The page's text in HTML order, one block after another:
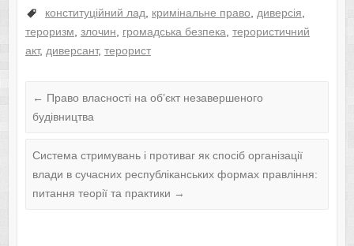
конституційний лад, кримінальне право, диверсія,
тероризм, злочин, громадська безпека, терористичний
акт, диверсант, терорист
← Право власності на об’єкт незавершеного
будівництва
Система стримувань і противаг як спосіб організації
влади в сучасних республіканських формах правління:
питання теорії та практики →